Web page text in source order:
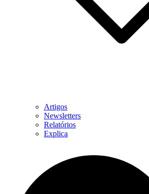
Artigos
Newsletters
Relatórios
Explica